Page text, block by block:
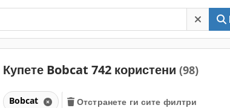
Купете Bobcat 742 користени (98)
Bobcat Отстранете ги сите филтри